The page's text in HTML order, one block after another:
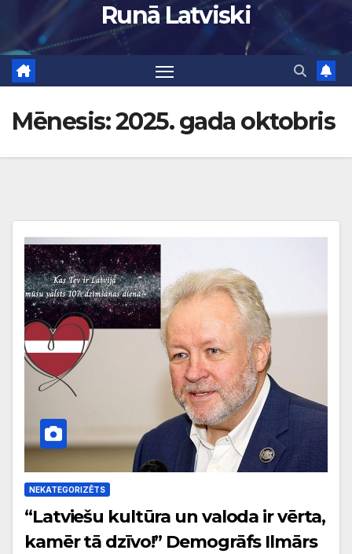
Runā Latviski
Mēnesis:2025. gada oktobris
NEKATEGORIZĒTS
“Latviešu kultūra un valoda ir vērta,
kamēr tā dzīvo!” Demogrāfs Ilmārs